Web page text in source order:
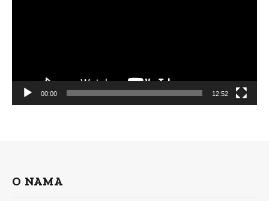
00:00 12:52
O NAMA